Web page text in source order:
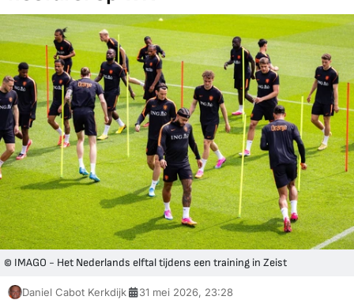
© IMAGO - Het Nederlands elftal tijdens een training in Zeist
Daniel Cabot Kerkdijk 31 mei 2026, 23:28